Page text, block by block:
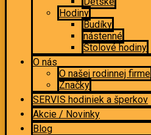
Hodiny
Budíky
nástenné
Stolové hodiny
O nás
O našej rodinnej firme
Značky
SERVIS hodiniek a šperkov
Akcie / Novinky
Blog